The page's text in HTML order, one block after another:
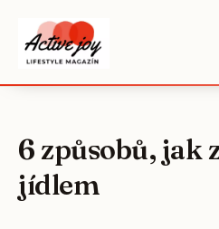
6 způsobů, jak
jídlem